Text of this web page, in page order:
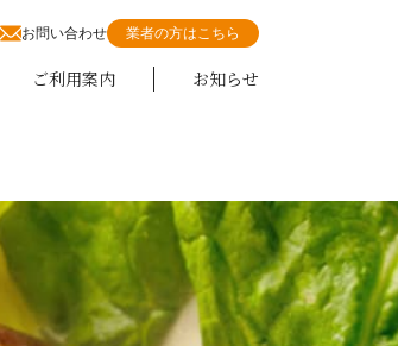
お問い合わせ 業者の方はこちら
ご利用案内 お知らせ